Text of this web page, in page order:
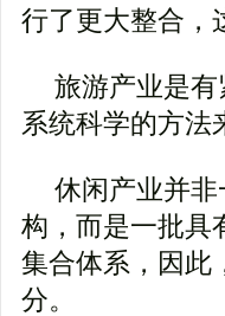
行了更大整合，
旅游产业是
系统科学的方法
休闲产业并
构，而是一批具
集合体系，因此
分。